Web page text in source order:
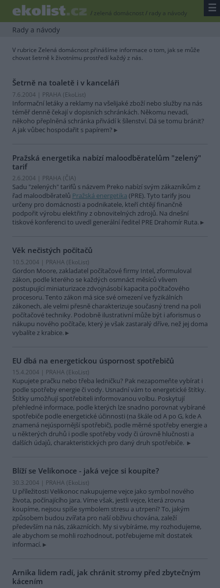
/ zelená domácnost/ rady a návody ☰
Rady a návody
V rubrice Zelená domácnost přinášíme informace o tom, jak se může
chovat šetrně k životnímu prostředí každý z nás.
Šetrně na toaletě i v kanceláři
7.6.2004 | PRAHA (EkoList)
Informační letáky a reklamy na všelijaké zboží nebo služby na nás
téměř denně čekají v dopisních schránkách. Někomu nevadí,
někoho přeplněná schránka přivádí k šílenství. Dá se tomu bránit?
A jak vůbec hospodařit s papírem?
Pražská energetika nabízí maloodběratelům "zelený"
tarif
2.6.2004 | PRAHA (ČIA)
Sadu "zelených" tarifů s názvem Preko nabízí svým zákazníkům z
řad maloodběratelů Pražská energetika (PRE). Tyto tarify jsou
určeny pro domácnosti a podnikatele, kteří chtějí finančně
podpořit výrobu elektřiny z obnovitelných zdrojů. Na dnešní
tiskové konferenci to uvedl generální ředitel PRE Drahomír Ruta.
Věk nečistých počítačů
10.5.2004 | PRAHA (EkoList)
Gordon Moore, zakladatel počítačové firmy Intel, zformuloval
zákon, podle kterého se každých osmnáct měsíců vlivem
postupující miniaturizace zdvojnásobí kapacita počítačového
procesoru. Tento zákon má sice své omezení ve fyzikálních
zákonech, ale velmi přesně charakterizuje současný trend na poli
počítačové techniky. Podobně ilustrativní může být i aforismus o
nákupu nového počítače, který je však zastaralý dříve, než jej doma
vybalíte z krabice.
EU dbá na energetickou úspornost spotřebičů
15.4.2004 | PRAHA (EkoList)
Kupujete pračku nebo třeba ledničku? Pak nezapomeňte vybírat i
podle spotřeby energie či vody. Usnadní vám to energetické štítky.
Štítky umožňují spotřebiteli informovanou volbu. Poskytují
přehledné informace, podle kterých lze snadno porovnat vybírané
spotřebiče podle energetické účinnosti (na škále od A po G, kde A
znamená nejúspornější spotřebič), podle měrné spotřeby energie a
u některých druhů i podle spotřeby vody či úrovně hlučnosti a
dalších údajů, charakteristických pro daný druh spotřebiče.
Blíží se Velikonoce - jaká vejce si koupíte?
30.3.2004 | PRAHA (EkoList)
U příležitosti Velikonoc nakupujeme vejce jako symbol nového
života, počínajícího jara. Víme však, jestli vejce, která zrovna
koupíme, nejsou spíše symbolem stresu a utrpení? To, jakým
způsobem budou zvířata pro naší obživu chována, zaleží
především na nás, zákaznících. My si vybíráme, my rozhodujeme,
ale abychom se mohli rozhodnout, potřebujeme mít dostatek
informací.
Arnika lidem radí, jak chránit stromy před zbytečným
kácením